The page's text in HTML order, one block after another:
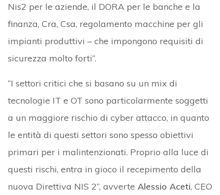
Nis2 per le aziende, il DORA per le banche e la
finanza, Cra, Csa, regolamento macchine per gli
impianti produttivi – che impongono requisiti di
sicurezza molto forti”.
“I settori critici che si basano su un mix di
tecnologie IT e OT sono particolarmente soggetti
a un maggiore rischio di cyber attacco, in quanto
le entità di questi settori sono spesso obiettivi
primari per i malintenzionati. Proprio alla luce di
questi rischi, entra in gioco il recepimento della
nuova Direttiva NIS 2”, avverte Alessio Aceti, CEO